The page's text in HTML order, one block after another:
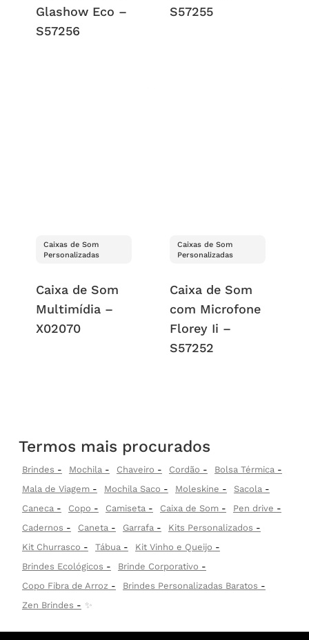
Glashow Eco –
S57256
S57255
Caixas de Som
Personalizadas
Caixa de Som
Multimídia –
X02070
Caixas de Som
Personalizadas
Caixa de Som
com Microfone
Florey Ii –
S57252
Termos mais procurados
Brindes Mochila Chaveiro Cordão
Bolsa Térmica
Mala de Viagem
Mochila Saco Moleskine
Sacola
Caneca
Copo Camiseta Caixa de Som
Pen drive
Cadernos
Caneta Garrafa
Kits Personalizados
Kit Churrasco
Tábua
Kit Vinho e Queijo
Brindes Ecológicos
Brinde Corporativo
Copo Fibra de Arroz
Brindes Personalizadas Baratos
Zen Brindes
✨